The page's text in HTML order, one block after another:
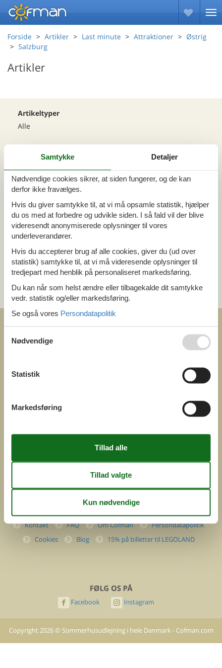
Forside Artikler Last minute Attraktioner
Østrig
Salzburg
Artikler
Artikeltyper
Alle
Område
Alle
Østrig
Salzburg
Tema
Alle
Last minute
Kategori
Alle
Attraktioner
Momsnr.: DK26347688
(+45) 7877 0427
Kontakt FAQ Om Cofman
Persondatapolitik
Cookies
Blog 15% på billetter til LEGOLAND
FØLG OS PÅ
Facebook Instagram
Copyright 2026© Sommerhusudlejning i hele Danmark - Cofman.com
Samtykke Detaljer
Nødvendige cookies sikrer, at siden fungerer, og de kan
derfor ikke fravælges.
Hvis du giver samtykke til, at vi må opsamle statistik, hjælper
du os med at forbedre og udvikle siden. I så fald vil der blive
videresendt anonymiserede oplysninger til vores
underleverandører.
Hvis du accepterer brug af alle cookies, giver du (ud over
statistik) samtykke til, at vi må videresende oplysninger til
tredjepart med henblik på personaliseret markedsføring.
Du kan når som helst ændre eller tilbagekalde dit samtykke
vedr. statistik og/eller markedsføring.
Se også vores Persondatapolitik
Nødvendige
Statistik
Markedsføring